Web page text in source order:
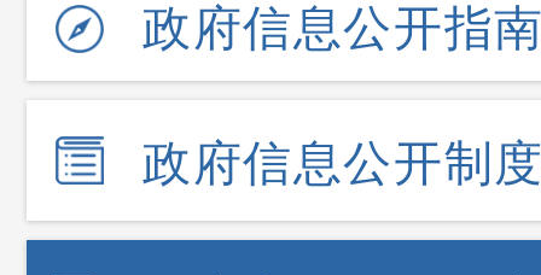
政府信息公开指
政府信息公开制